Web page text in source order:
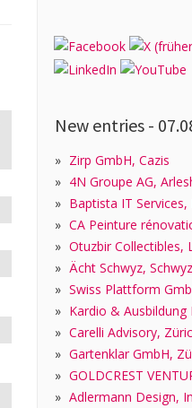
New entries -
» Zirp GmbH, Cazis
» 4N Groupe AG,
» Baptista IT Services,
» CA Peinture
» Otuzbir Collectibles,
» Ächt Schwyz, Schwyz
» Swiss Plattform
» Kardio & Ausbildung
» Carelli Advisory,
» Gartenklar GmbH,
» GOLDCREST
» Adlermann Design,